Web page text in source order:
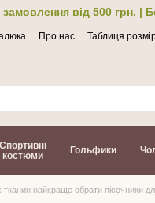
замовлення від 500 грн. |
Про нас Таблиця
Спортивні
костюми
Гольфики
тканин найкраще обрати пісочники